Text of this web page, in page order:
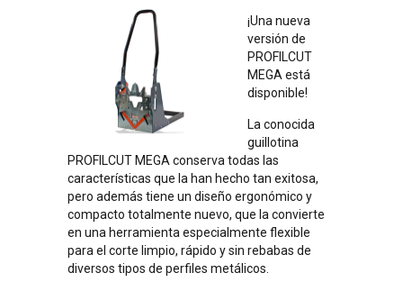
¡Una nueva
versión de
PROFILCUT
MEGA está
disponible!
La conocida
guillotina
PROFILCUT MEGA conserva todas las
características que la han hecho tan exitosa,
pero además tiene un diseño ergonómico y
compacto totalmente nuevo, que la convierte
en una herramienta especialmente flexible
para el corte limpio, rápido y sin rebabas de
diversos tipos de perfiles metálicos.